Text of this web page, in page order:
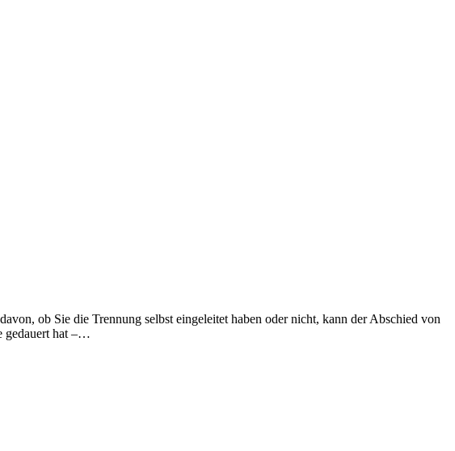
ob Sie die Trennung selbst eingeleitet haben oder nicht, kann der Abschied von
gedauert hat –…